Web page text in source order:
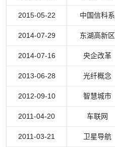
2015-05-22 中国信科系
2014-07-29 东湖高新区
2014-07-16 央企改革
2013-06-28 光纤概念
2012-09-10 智慧城市
2011-04-20 车联网
2011-03-21 卫星导航